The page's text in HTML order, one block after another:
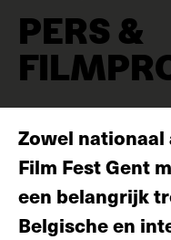
PERS &
Zowel
Film Fest Gent
een belangrijk
Belgische en